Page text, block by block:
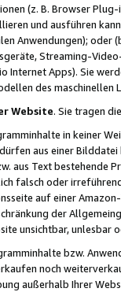
(z. B. Browser
und ausführen
Anwendungen);
Streaming-
Internet Apps). Sie
des
Website. Sie tragen
in keiner
aus einer
aus Text bestehende
falsch oder
auf einer
der
unsichtbar, unlesbar
bzw.
noch
außerhalb Ihrer